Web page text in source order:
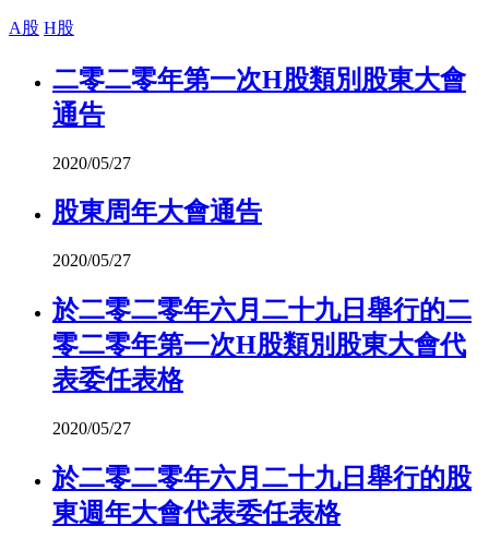
A股 H股
二零二零年第一次H股類別股東大會
通告
2020/05/27
股東周年大會通告
2020/05/27
於二零二零年六月二十九日舉行的二
零二零年第一次H股類別股東大會代
表委任表格
2020/05/27
於二零二零年六月二十九日舉行的股
東週年大會代表委任表格